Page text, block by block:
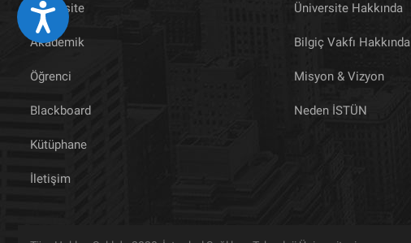
Eri&#351;ilebilirlik
Üniversite
Akademik
Öğrenci
Blackboard
Kütüphane
İletişim
Üniversite Hakkında
Bilgiç Vakfı Hakkında
Misyon & Vizyon
Neden İSTÜN